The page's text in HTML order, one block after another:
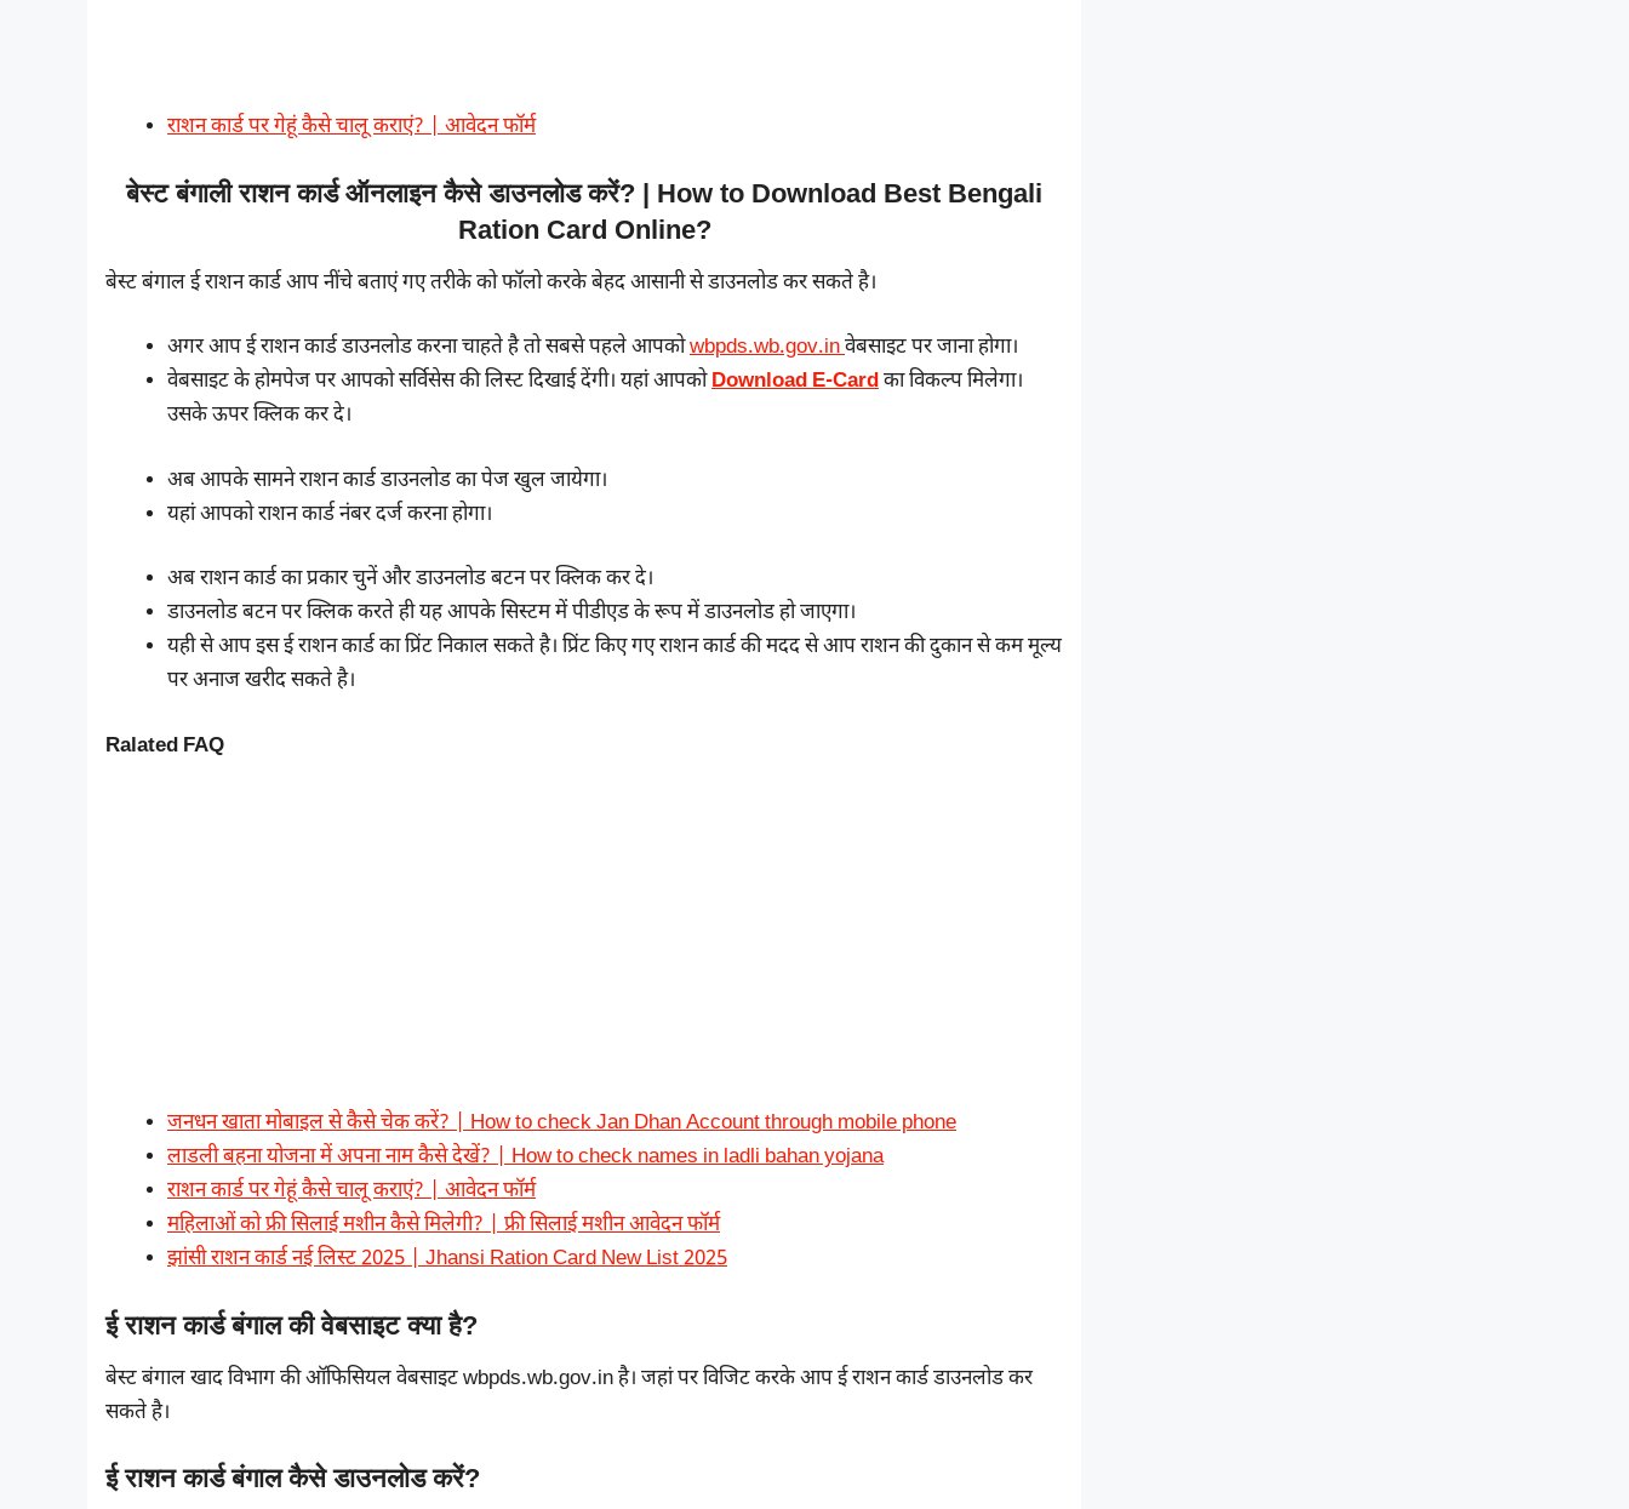
राशन कार्ड पर गेहूं कैसे चालू कराएं? | आवेदन फॉर्म
बेस्ट बंगाली राशन कार्ड ऑनलाइन कैसे डाउनलोड करें? | How to Download Best Bengali
Ration Card Online?
बेस्ट बंगाल ई राशन कार्ड आप नींचे बताएं गए तरीके को फॉलो करके बेहद आसानी से डाउनलोड कर सकते है।
अगर आप ई राशन कार्ड डाउनलोड करना चाहते है तो सबसे पहले आपकोwbpds.wb.gov.inवेबसाइट पर जाना होगा।
वेबसाइट के होमपेज पर आपको सर्विसेस की लिस्ट दिखाई देंगी। यहां आपकोDownload E-Cardका विकल्प मिलेगा।
उसके ऊपर क्लिक कर दे।
अब आपके सामने राशन कार्ड डाउनलोड का पेज खुल जायेगा।
यहां आपको राशन कार्ड नंबर दर्ज करना होगा।
अब राशन कार्ड का प्रकार चुनें और डाउनलोड बटन पर क्लिक कर दे।
डाउनलोड बटन पर क्लिक करते ही यह आपके सिस्टम में पीडीएड के रूप में डाउनलोड हो जाएगा।
यही से आप इस ई राशन कार्ड का प्रिंट निकाल सकते है। प्रिंट किए गए राशन कार्ड की मदद से आप राशन की दुकान से कम मूल्य
पर अनाज खरीद सकते है।
Ralated FAQ
जनधन खाता मोबाइल से कैसे चेक करें? | How to check Jan Dhan Account through mobile phone
लाडली बहना योजना में अपना नाम कैसे देखें? | How to check names in ladli bahan yojana
राशन कार्ड पर गेहूं कैसे चालू कराएं? | आवेदन फॉर्म
महिलाओं को फ्री सिलाई मशीन कैसे मिलेगी? | फ्री सिलाई मशीन आवेदन फॉर्म
झांसी राशन कार्ड नई लिस्ट 2025 | Jhansi Ration Card New List 2025
ई राशन कार्ड बंगाल की वेबसाइट क्या है?
बेस्ट बंगाल खाद विभाग की ऑफिसियल वेबसाइट wbpds.wb.gov.in है। जहां पर विजिट करके आप ई राशन कार्ड डाउनलोड कर
सकते है।
ई राशन कार्ड बंगाल कैसे डाउनलोड करें?